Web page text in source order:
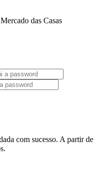
das Casas
com sucesso. A partir de